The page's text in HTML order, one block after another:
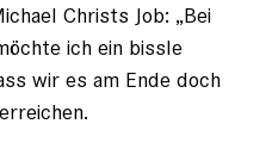
Christs Job: „Bei
ich ein bissle
wir es am Ende doch